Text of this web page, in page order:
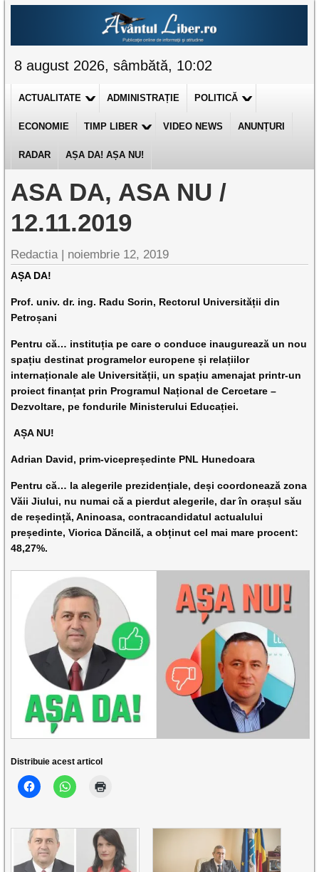
8 august 2026, sâmbătă, 10:02
ACTUALITATE ADMINISTRAȚIE POLITICĂ
ECONOMIE TIMP LIBER VIDEO NEWS ANUNȚURI
RADAR AȘA DA! AȘA NU!
ASA DA, ASA NU /
12.11.2019
Redactia | noiembrie 12, 2019
AȘA DA!
Prof. univ. dr. ing. Radu Sorin, Rectorul Universității din
Petroșani
Pentru că… instituția pe care o conduce inaugurează un nou
spațiu destinat programelor europene și relațiilor
internaționale ale Universității, un spațiu amenajat printr-un
proiect finanțat prin Programul Național de Cercetare –
Dezvoltare, pe fondurile Ministerului Educației.
AȘA NU!
Adrian David, prim-vicepreședinte PNL Hunedoara
Pentru că… la alegerile prezidențiale, deși coordonează zona
Văii Jiului, nu numai că a pierdut alegerile, dar în orașul său
de reședință, Aninoasa, contracandidatul actualului
președinte, Viorica Dăncilă, a obținut cel mai mare procent:
48,27%.
Distribuie acest articol